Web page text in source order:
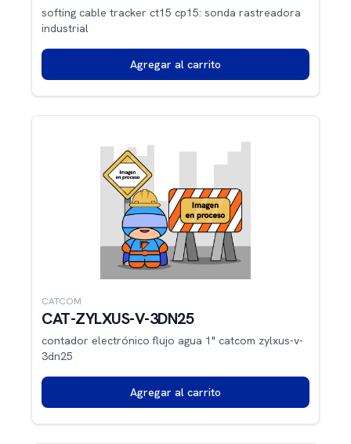
softing cable tracker ct15 cp15: sonda rastreadora
industrial
Agregar al carrito
CATCOM
CAT-ZYLXUS-V-3DN25
contador electrónico flujo agua 1" catcom zylxus-v-
3dn25
Agregar al carrito